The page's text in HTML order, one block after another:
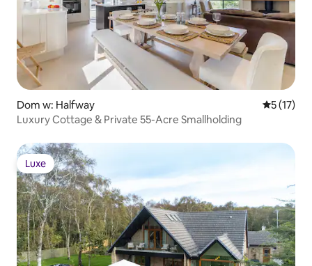
Dom w: Halfway Średnia
5 (17)
Luxury Cottage & Private 55-Acre Smallholding
Luxe
Luxe